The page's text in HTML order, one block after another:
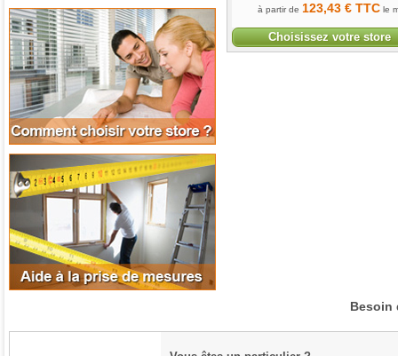
Comment choisir votre store
à partir de 123,43 € TTC le
Choisissez votre store
Besoin